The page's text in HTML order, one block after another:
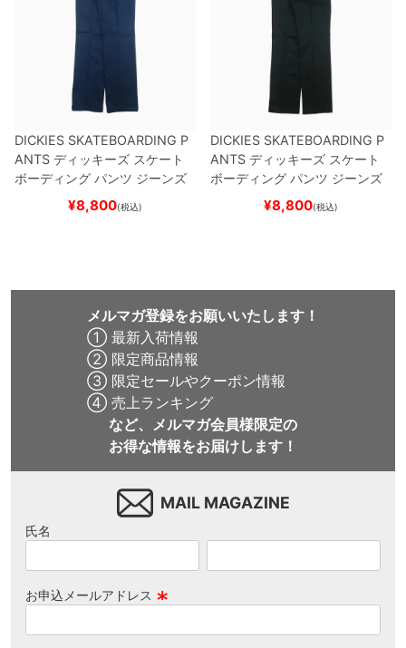
DICKIES SKATEBOARDING P
ANTS ディッキーズ スケート
ボーディング パンツ ジーンズ
SLIM FIT 30 LENGTH
スケートボード スケボ
¥8,800(税込)
DICKIES SKATEBOARDING P
ANTS ディッキーズ スケート
ボーディング パンツ ジーンズ
SLIM FIT 30 LENGTH
スケートボード スケボー
¥8,800(税込)
メルマガ登録をお願いいたします！
① 最新入荷情報
② 限定商品情報
③ 限定セールやクーポン情報
④ 売上ランキング
など、メルマガ会員様限定の
お得な情報をお届けします！
MAIL MAGAZINE
氏名
お申込メールアドレス